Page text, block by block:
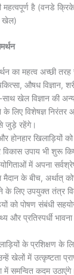
महत्वपूर्ण है (वनडे
खेल)
का महत्व अच्छी
औषध विज्ञान,
साथ खेल विज्ञान की
के लिए विशेषज्ञ
जुड़े रहेंगे।
होनहार खिलाड़ियों
उपाय भी शुरू
में अपना
के बीच, अर्थात्
के लिए उपयुक्त तंत्र
को पोषण संबंधी
और प्रतिस्पर्धी
के प्रशिक्षण के
खेलों में उत्कृष्टता
में समन्वित कदम उठाएंगे।